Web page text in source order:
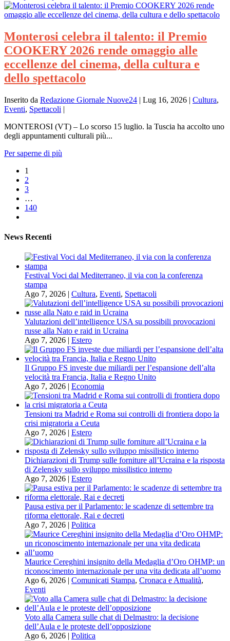
Monterosi celebra il talento: il Premio
COOKERY 2026 rende omaggio alle
eccellenze del cinema, della cultura e
dello spettacolo
Inserito da Redazione Giornale Nuove24 | Lug 16, 2026 | Cultura,
Eventi, Spettacoli |
MONTEROSI (VT) – Lo scorso 15 luglio. la Tuscia ha accolto uno
degli appuntamenti culturali più...
Per saperne di più
1
2
3
…
140
News Recenti
Festival Voci dal Mediterraneo, il via con la conferenza
stampa
Ago 7, 2026
Cultura, Eventi, Spettacoli
Valutazioni dell’intelligence USA su possibili provocazioni
russe alla Nato e raid in Ucraina
Ago 7, 2026
Estero
Il Gruppo FS investe due miliardi per l’espansione dell’alta
velocità tra Francia, Italia e Regno Unito
Ago 7, 2026
Economia
Tensioni tra Madrid e Roma sui controlli di frontiera dopo la
crisi migratoria a Ceuta
Ago 7, 2026
Estero
Dichiarazioni di Trump sulle forniture all’Ucraina e la risposta
di Zelensky sullo sviluppo missilistico interno
Ago 7, 2026
Estero
Pausa estiva per il Parlamento: le scadenze di settembre tra
riforma elettorale, Rai e decreti
Ago 7, 2026
Politica
Maurice Cereghini insignito della Medaglia d’Oro OHMP: un
riconoscimento internazionale per una vita dedicata all’uomo
Ago 6, 2026
Comunicati Stampa, Cronaca e Attualità,
Eventi
Voto alla Camera sulle chat di Delmastro: la decisione
dell’Aula e le proteste dell’opposizione
Ago 6, 2026
Politica